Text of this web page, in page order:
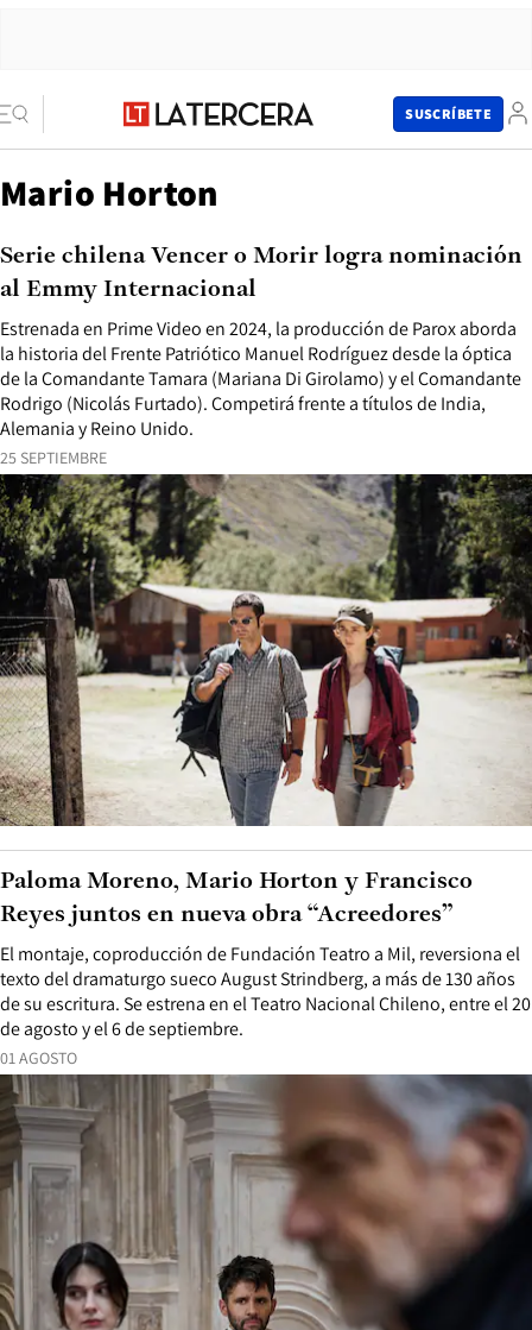
SUSCRÍBETE
Mario Horton
25 SEPTIEMBRE
Estrenada en Prime Video en 2024, la producción de Parox aborda
la historia del Frente Patriótico Manuel Rodríguez desde la óptica
de la Comandante Tamara (Mariana Di Girolamo) y el Comandante
Rodrigo (Nicolás Furtado). Competirá frente a títulos de India,
Alemania y Reino Unido.
Serie chilena Vencer o Morir logra nominación
al Emmy Internacional
01 AGOSTO
El montaje, coproducción de Fundación Teatro a Mil, reversiona el
texto del dramaturgo sueco August Strindberg, a más de 130 años
de su escritura. Se estrena en el Teatro Nacional Chileno, entre el 20
de agosto y el 6 de septiembre.
Paloma Moreno, Mario Horton y Francisco
Reyes juntos en nueva obra “Acreedores”